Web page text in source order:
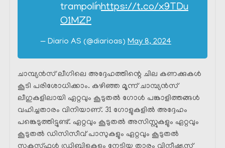
trampolínhttps://t.co/x9TDu
O1MZP
— Diario AS (@diarioas) May 8, 2024
ചാമ്പ്യൻസ് ലീഗിലെ അദ്ദേഹത്തിന്റെ ചില കണക്കുകൾ
കൂടി പരിശോധിക്കാം. കഴിഞ്ഞ മൂന്ന് ചാമ്പ്യൻസ്
ലീഗുകളിലായി ഏറ്റവും കൂടുതൽ ഗോൾ പങ്കാളിത്തങ്ങൾ
വഹിച്ചതാരം വിനിയാണ്. 31 ഗോളുകളിൽ അദ്ദേഹം
പങ്കെടുത്തിട്ടുണ്ട്. ഏറ്റവും കൂടുതൽ അസിസ്റ്റുകളും ഏറ്റവും
കൂടുതൽ ഡിസിസീവ് പാസുകളും ഏറ്റവും കൂടുതൽ